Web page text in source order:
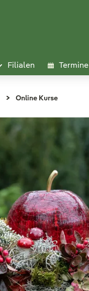
Filialen Termine
Online Kurse